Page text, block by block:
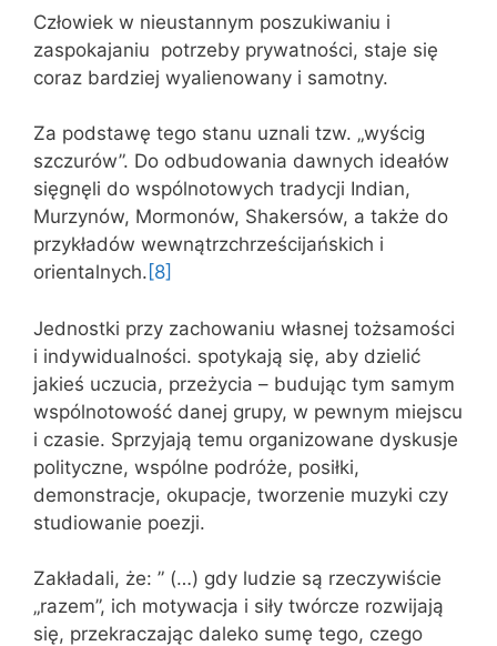
Człowiek w nieustannym poszukiwaniu i
zaspokajaniu potrzeby prywatności, staje się
coraz bardziej wyalienowany i samotny.
Za podstawę tego stanu uznali tzw. „wyścig
szczurów”. Do odbudowania dawnych ideałów
sięgnęli do wspólnotowych tradycji Indian,
Murzynów, Mormonów, Shakersów, a także do
przykładów wewnątrzchrześcijańskich i
orientalnych. [8]
Jednostki przy zachowaniu własnej tożsamości
i indywidualności. spotykają się, aby dzielić
jakieś uczucia, przeżycia – budując tym samym
wspólnotowość danej grupy, w pewnym miejscu
i czasie. Sprzyjają temu organizowane dyskusje
polityczne, wspólne podróże, posiłki,
demonstracje, okupacje, tworzenie muzyki czy
studiowanie poezji.
Zakładali, że: ” (…) gdy ludzie są rzeczywiście
„razem”, ich motywacja i siły twórcze rozwijają
się, przekraczając daleko sumę tego, czego